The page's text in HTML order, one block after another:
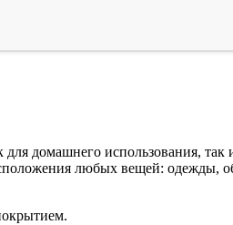
домашнего использования, так
любых вещей: одежды,